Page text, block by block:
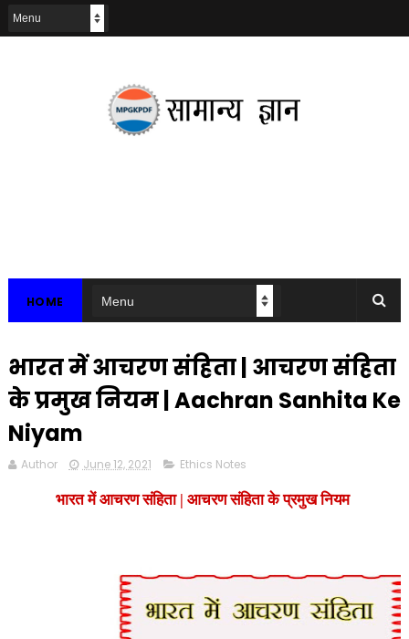
HOME
भारत में आचरण संहिता | आचरण संहिता
के प्रमुख नियम | Aachran Sanhita Ke
Niyam
Author June 12, 2021 Ethics Notes
भारत में आचरण संहिता | आचरण संहिता के प्रमुख नियम